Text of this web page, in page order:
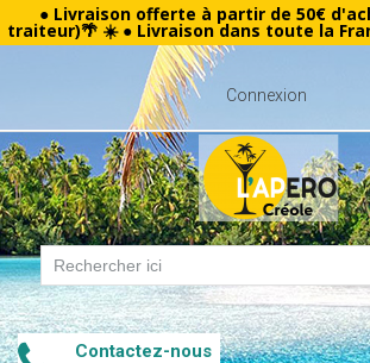
● Livraison offerte à partir de 50€
traiteur)🌴 ☀️ ● Livraison dans toute la
Connexion
Contactez-nous